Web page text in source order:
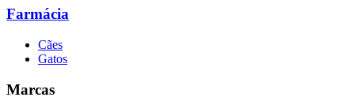
Farmácia
Cães
Gatos
Marcas